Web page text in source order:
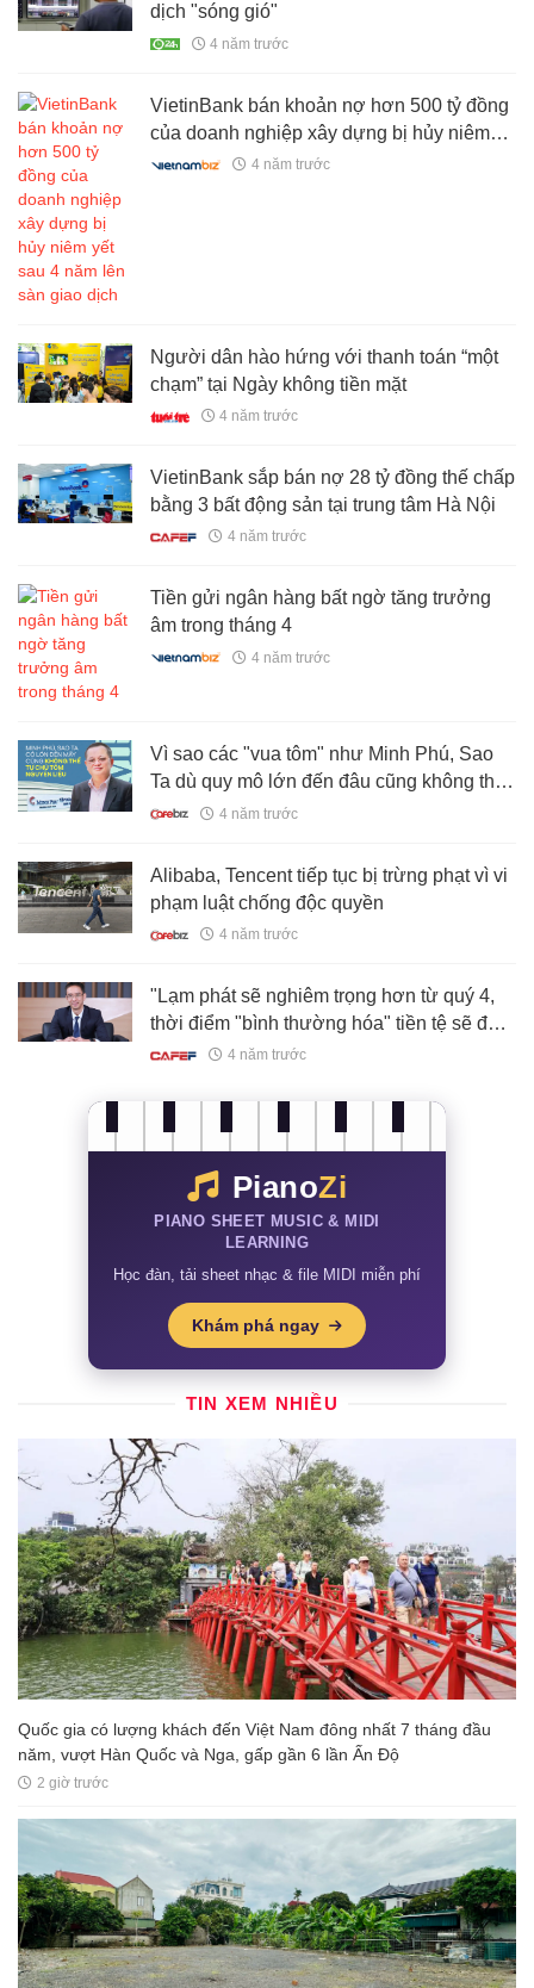
dịch "sóng gió"
4 năm trước
VietinBank bán khoản nợ hơn 500 tỷ đồng
của doanh nghiệp xây dựng bị hủy niêm
yết sau 4 năm lên sàn giao dịch
4 năm trước
Người dân hào hứng với thanh toán “một
chạm” tại Ngày không tiền mặt
4 năm trước
VietinBank sắp bán nợ 28 tỷ đồng thế chấp
bằng 3 bất động sản tại trung tâm Hà Nội
4 năm trước
Tiền gửi ngân hàng bất ngờ tăng trưởng
âm trong tháng 4
4 năm trước
Vì sao các "vua tôm" như Minh Phú, Sao
Ta dù quy mô lớn đến đâu cũng không thể
tự chủ toàn bộ 100% tôm nguyên liệu?
4 năm trước
Alibaba, Tencent tiếp tục bị trừng phạt vì vi
phạm luật chống độc quyền
4 năm trước
"Lạm phát sẽ nghiêm trọng hơn từ quý 4,
thời điểm "bình thường hóa" tiền tệ sẽ đến
sớm"
4 năm trước
PianoZi
PIANO SHEET MUSIC & MIDI
LEARNING
Học đàn, tải sheet nhạc & file MIDI miễn phí
Khám phá ngay
TIN XEM NHIỀU
Quốc gia có lượng khách đến Việt Nam đông nhất 7 tháng đầu
năm, vượt Hàn Quốc và Nga, gấp gần 6 lần Ấn Độ
2 giờ trước